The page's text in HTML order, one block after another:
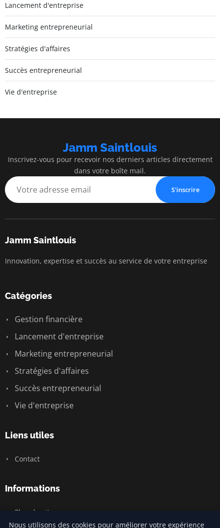
Lancement d'entreprise
Marketing entrepreneurial
Stratégies d'affaires
Succès entrepreneurial
Vie d'entreprise
Jamm Saintlouis
Inscrivez-vous pour recevoir nos derniers articles directement
dans votre boîte mail.
S'inscrire
Jamm Saintlouis
Innovation, expertise et succès au service de votre entreprise
Catégories
Gestion financière
Lancement d'entreprise
Marketing entrepreneurial
Stratégies d'affaires
Succès entrepreneurial
Vie d'entreprise
Liens utiles
Contact
Informations
Plan du site
Nous utilisons des cookies pour améliorer votre expérience